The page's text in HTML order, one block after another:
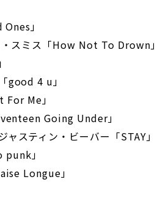
」
スミス「How Not To Drown」
good 4 u」
Me」
Going Under」
スティン・ビーバー「STAY」
」
Longue」